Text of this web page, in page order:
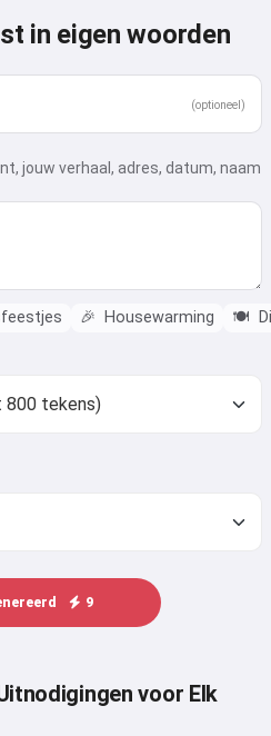
in eigen woorden
(optioneel)
jouw verhaal, adres, datum, naam
🎉 Housewarming 🍽️
9
voor Elk